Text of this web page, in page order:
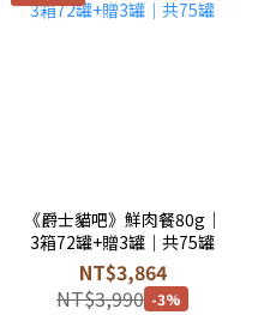
《爵士貓吧》鮮肉餐80g｜
3箱72罐+贈3罐｜共75罐
NT$3,864
NT$3,990 -3%